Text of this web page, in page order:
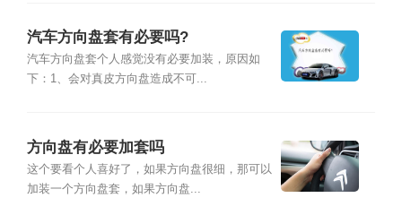
汽车方向盘套有必要吗?
汽车方向盘套个人感觉没有必要加装，原因如
下：1、会对真皮方向盘造成不可...
方向盘有必要加套吗
这个要看个人喜好了，如果方向盘很细，那可以
加装一个方向盘套，如果方向盘...